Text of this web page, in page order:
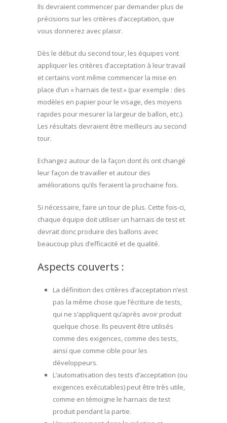
Ils devraient commencer par demander plus de
précisions sur les critères d’acceptation, que
vous donnerez avec plaisir.
Dès le début du second tour, les équipes vont
appliquer les critères d’acceptation à leur travail
et certains vont même commencer la mise en
place d’un « harnais de test » (par exemple : des
modèles en papier pour le visage, des moyens
rapides pour mesurer la largeur de ballon, etc.).
Les résultats devraient être meilleurs au second
tour.
Echangez autour de la façon dont ils ont changé
leur façon de travailler et autour des
améliorations qu’ils feraient la prochaine fois.
Si nécessaire, faire un tour de plus. Cette fois-ci,
chaque équipe doit utiliser un harnais de test et
devrait donc produire des ballons avec
beaucoup plus d’efficacité et de qualité.
Aspects couverts :
La définition des critères d’acceptation n’est
pas la même chose que l’écriture de tests,
qui ne s’appliquent qu’après avoir produit
quelque chose. Ils peuvent être utilisés
comme des exigences, comme des tests,
ainsi que comme cible pour les
développeurs.
L’automatisation des tests d’acceptation (ou
exigences exécutables) peut être très utile,
comme en témoigne le harnais de test
produit pendant la partie.